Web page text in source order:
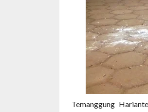
Temanggung